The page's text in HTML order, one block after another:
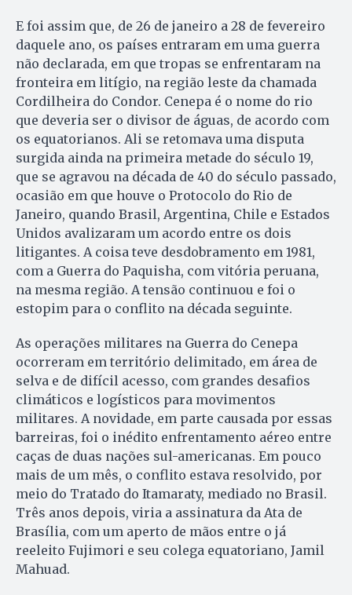
E foi assim que, de 26 de janeiro a 28 de fevereiro
daquele ano, os países entraram em uma guerra
não declarada, em que tropas se enfrentaram na
fronteira em litígio, na região leste da chamada
Cordilheira do Condor. Cenepa é o nome do rio
que deveria ser o divisor de águas, de acordo com
os equatorianos. Ali se retomava uma disputa
surgida ainda na primeira metade do século 19,
que se agravou na década de 40 do século passado,
ocasião em que houve o Protocolo do Rio de
Janeiro, quando Brasil, Argentina, Chile e Estados
Unidos avalizaram um acordo entre os dois
litigantes. A coisa teve desdobramento em 1981,
com a Guerra do Paquisha, com vitória peruana,
na mesma região. A tensão continuou e foi o
estopim para o conflito na década seguinte.
As operações militares na Guerra do Cenepa
ocorreram em território delimitado, em área de
selva e de difícil acesso, com grandes desafios
climáticos e logísticos para movimentos
militares. A novidade, em parte causada por essas
barreiras, foi o inédito enfrentamento aéreo entre
caças de duas nações sul-americanas. Em pouco
mais de um mês, o conflito estava resolvido, por
meio do Tratado do Itamaraty, mediado no Brasil.
Três anos depois, viria a assinatura da Ata de
Brasília, com um aperto de mãos entre o já
reeleito Fujimori e seu colega equatoriano, Jamil
Mahuad.